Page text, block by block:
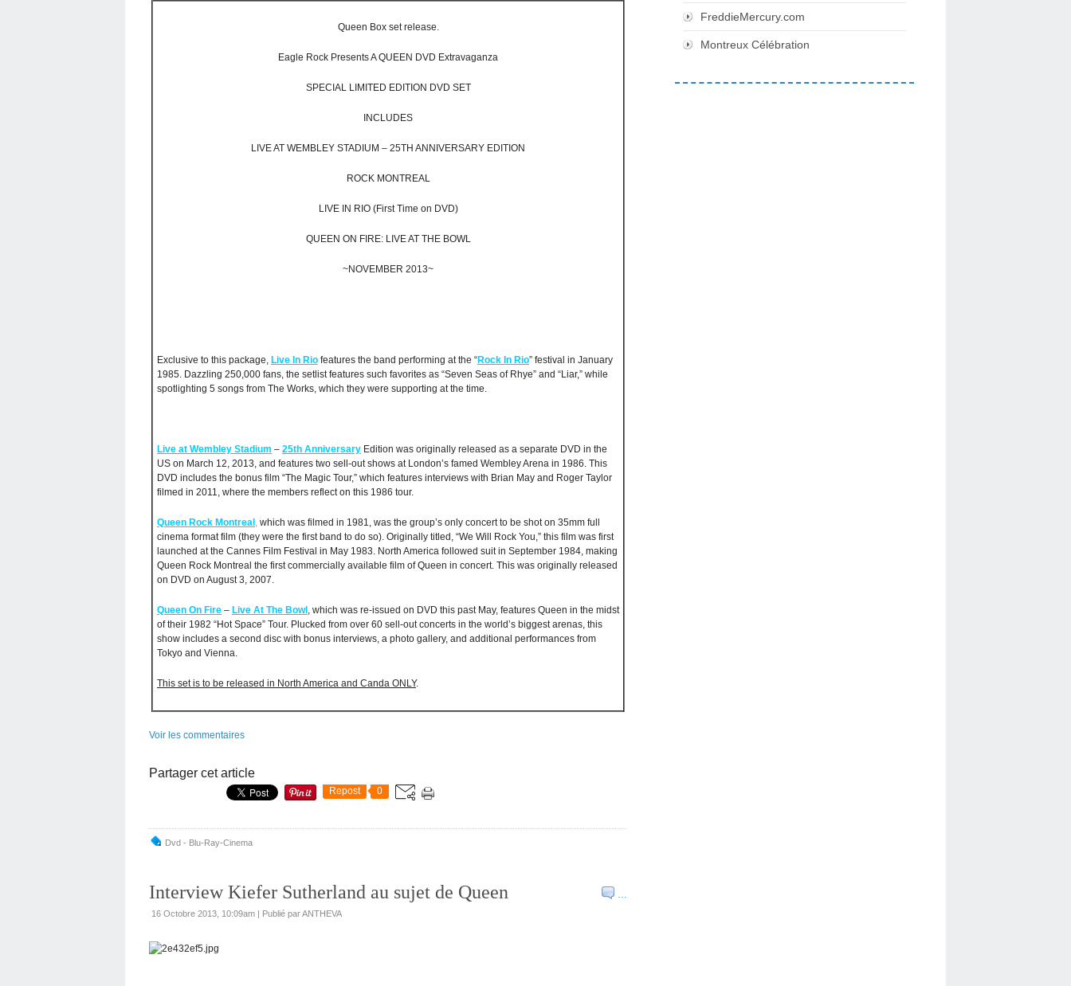
Queen Box set release.
Eagle Rock Presents A QUEEN DVD Extravaganza
SPECIAL LIMITED EDITION DVD SET
INCLUDES
LIVE AT WEMBLEY STADIUM – 25TH ANNIVERSARY EDITION
ROCK MONTREAL
LIVE IN RIO (First Time on DVD)
QUEEN ON FIRE: LIVE AT THE BOWL
~NOVEMBER 2013~
Exclusive to this package, Live In Rio features the band performing at the “Rock In Rio” festival in January
1985. Dazzling 250,000 fans, the setlist features such favorites as “Seven Seas of Rhye” and “Liar,” while
spotlighting 5 songs from The Works, which they were supporting at the time.
Live at Wembley Stadium – 25th Anniversary Edition was originally released as a separate DVD in the
US on March 12, 2013, and features two sell-out shows at London’s famed Wembley Arena in 1986. This
DVD includes the bonus film “The Magic Tour,” which features interviews with Brian May and Roger Taylor
filmed in 2011, where the members reflect on this 1986 tour.
Queen Rock Montreal , which was filmed in 1981, was the group’s only concert to be shot on 35mm full
cinema format film (they were the first band to do so). Originally titled, “We Will Rock You,” this film was first
launched at the Cannes Film Festival in May 1983. North America followed suit in September 1984, making
Queen Rock Montreal the first commercially available film of Queen in concert. This was originally released
on DVD on August 3, 2007.
Queen On Fire – Live At The Bowl , which was re-issued on DVD this past May, features Queen in the midst
of their 1982 “Hot Space” Tour. Plucked from over 60 sell-out concerts in the world’s biggest arenas, this
show includes a second disc with bonus interviews, a photo gallery, and additional performances from
Tokyo and Vienna.
This set is to be released in North America and Canda ONLY.
Voir les commentaires
Partager cet article
Repost 0
Dvd - Blu-Ray-Cinema
…
Interview Kiefer Sutherland au sujet de Queen
16 Octobre 2013, 10:09am | Publié par ANTHEVA
FreddieMercury.com
Montreux Célébration